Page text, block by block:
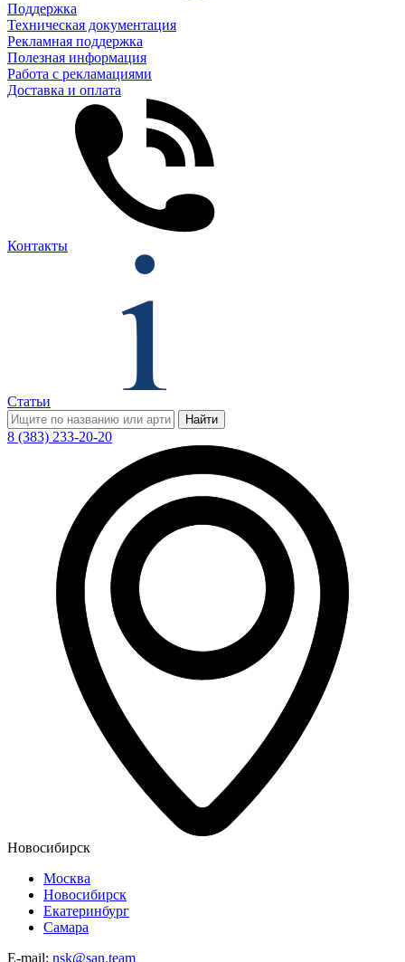
Поддержка
Техническая документация
Рекламная поддержка
Полезная информация
Работа с рекламациями
Доставка и оплата
Контакты
Статьи
Найти
8 (383) 233-20-20
Новосибирск
Москва
Новосибирск
Екатеринбург
Самара
E-mail: nsk@san.team